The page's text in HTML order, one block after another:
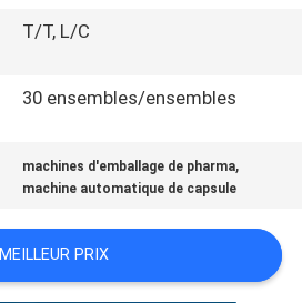
T/T, L/C
30 ensembles/ensembles
machines d'emballage de pharma,
machine automatique de capsule
MEILLEUR PRIX